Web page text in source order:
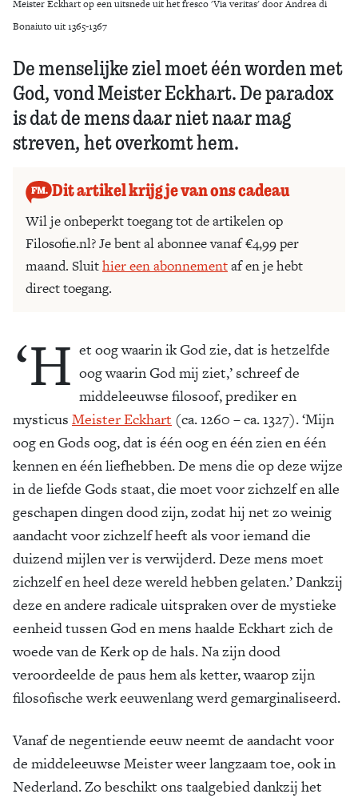
Meister Eckhart op een uitsnede uit het fresco 'Via veritas' door Andrea di
Bonaiuto uit 1365-1367
De menselijke ziel moet één worden met
God, vond Meister Eckhart. De paradox
is dat de mens daar niet naar mag
streven, het overkomt hem.
Dit artikel krijg je van ons cadeau
Wil je onbeperkt toegang tot de artikelen op
Filosofie.nl? Je bent al abonnee vanaf €4,99 per
maand. Sluithier een abonnementaf en je hebt
direct toegang.
‘H et oog waarin ik God zie, dat is hetzelfde
oog waarin God mij ziet,’ schreef de
middeleeuwse filosoof, prediker en
mysticus Meister Eckhart (ca. 1260 – ca. 1327). ‘Mijn
oog en Gods oog, dat is één oog en één zien en één
kennen en één liefhebben. De mens die op deze wijze
in de liefde Gods staat, die moet voor zichzelf en alle
geschapen dingen dood zijn, zodat hij net zo weinig
aandacht voor zichzelf heeft als voor iemand die
duizend mijlen ver is verwijderd. Deze mens moet
zichzelf en heel deze wereld hebben gelaten.’ Dankzij
deze en andere radicale uitspraken over de mystieke
eenheid tussen God en mens haalde Eckhart zich de
woede van de Kerk op de hals. Na zijn dood
veroordeelde de paus hem als ketter, waarop zijn
filosofische werk eeuwenlang werd gemarginaliseerd.
Vanaf de negentiende eeuw neemt de aandacht voor
de middeleeuwse Meister weer langzaam toe, ook in
Nederland. Zo beschikt ons taalgebied dankzij het